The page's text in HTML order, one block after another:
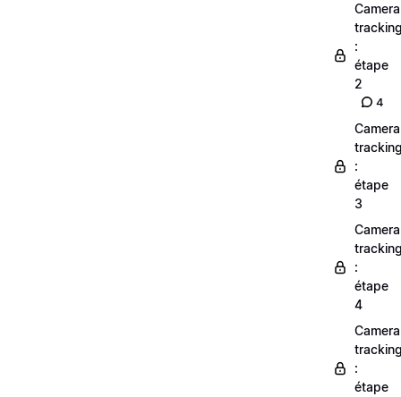
Camera
:
étape
2
4
Camera
:
étape
3
Camera
:
étape
4
Camera
:
étape